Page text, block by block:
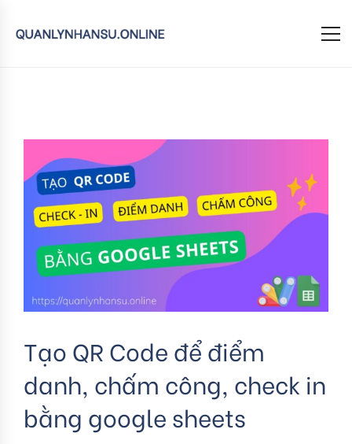
Tạo QR Code để điểm
danh, chấm công, check in
bằng google sheets